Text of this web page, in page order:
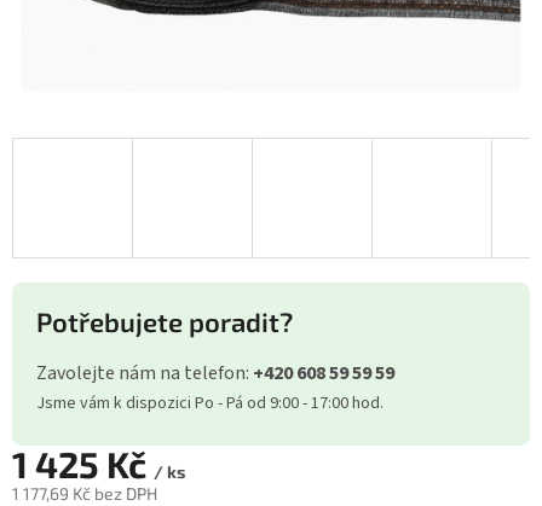
Potřebujete poradit?
Zavolejte nám na telefon: +420 608 59 59 59
Jsme vám k dispozici Po - Pá od 9:00 - 17:00 hod.
1 425 Kč / ks
1 177,69 Kč bez DPH